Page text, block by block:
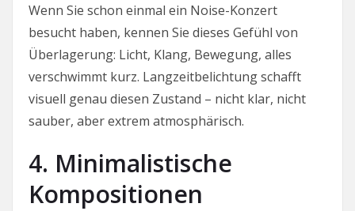
Wenn Sie schon einmal ein Noise-Konzert
besucht haben, kennen Sie dieses Gefühl von
Überlagerung: Licht, Klang, Bewegung, alles
verschwimmt kurz. Langzeitbelichtung schafft
visuell genau diesen Zustand – nicht klar, nicht
sauber, aber extrem atmosphärisch.
4. Minimalistische
Kompositionen